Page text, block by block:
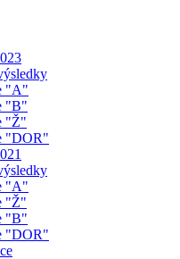
"A"
"B"
"Ž"
"DOR"
"A"
"Ž"
"B"
"DOR"